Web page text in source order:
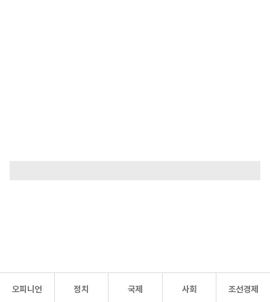
오피니언 정치 국제 사회 조선경제